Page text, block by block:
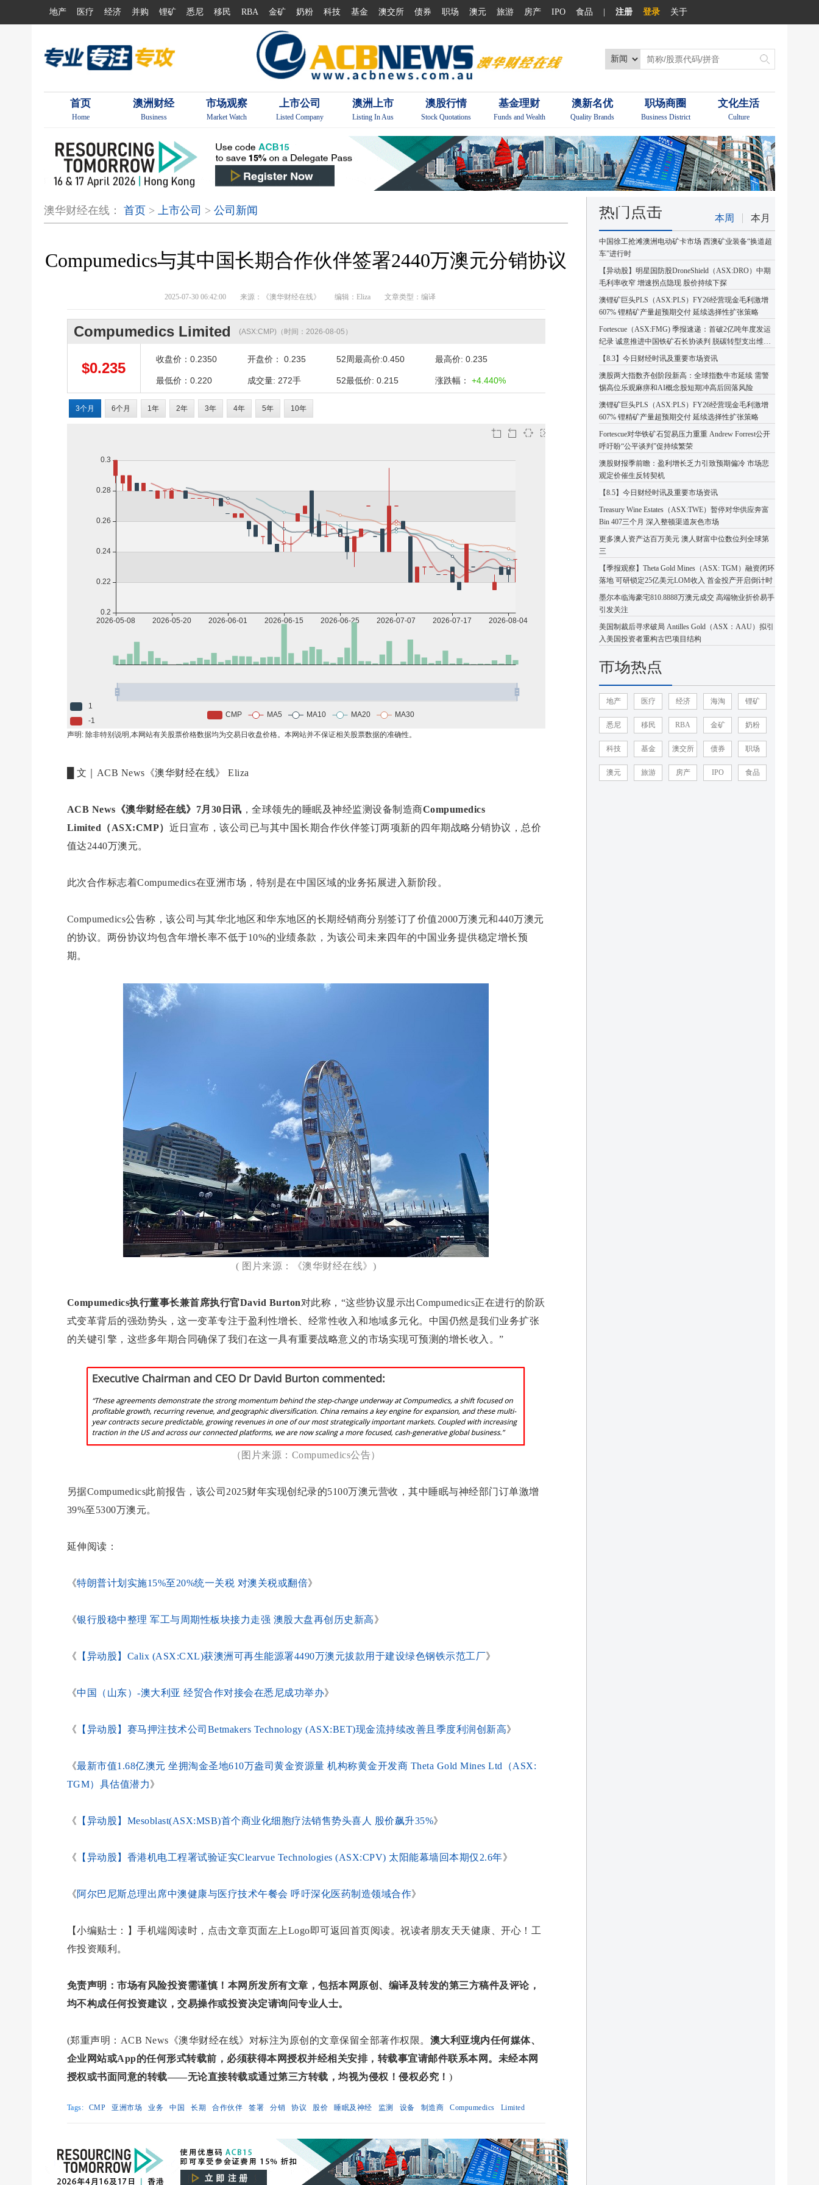
地产 医疗 经济 并购 锂矿 悉尼 移民 RBA 金矿 奶粉 科技 基金 澳交所 债券 职场 澳元 旅游 房产 IPO 食品 注册 登录 关于
首页
Home
澳洲财经
Business
市场观察
Market Watch
上市公司
Listed Company
澳洲上市
Listing In Aus
澳股行情
Stock Quotations
基金理财
Funds and Wealth
澳新名优
Quality Brands
职场商圈
Business District
文化生活
Culture
澳华财经在线： 首页 > 上市公司 > 公司新闻
Compumedics与其中国长期合作伙伴签署2440万澳元分销协议
2025-07-30 06:42:00 来源：《澳华财经在线》 编辑：Eliza 文章类型：编译
█ 文｜ACB News《澳华财经在线》 Eliza
ACB News《澳华财经在线》7月30日讯 ，全球领先的睡眠及神经监测设备制造商Compumedics
Limited（ASX:CMP） 近日宣布，该公司已与其中国长期合作伙伴签订两项新的四年期战略分销协议，总价
值达2440万澳元。
此次合作标志着Compumedics在亚洲市场，特别是在中国区域的业务拓展进入新阶段。
Compumedics公告称，该公司与其华北地区和华东地区的长期经销商分别签订了价值2000万澳元和440万澳元
的协议。两份协议均包含年增长率不低于10%的业绩条款，为该公司未来四年的中国业务提供稳定增长预
期。
( 图片来源：《澳华财经在线》)
Compumedics执行董事长兼首席执行官David Burton对此称，“这些协议显示出Compumedics正在进行的阶跃
式变革背后的强劲势头，这一变革专注于盈利性增长、经常性收入和地域多元化。中国仍然是我们业务扩张
的关键引擎，这些多年期合同确保了我们在这一具有重要战略意义的市场实现可预测的增长收入。”
（图片来源：Compumedics公告）
另据Compumedics此前报告，该公司2025财年实现创纪录的5100万澳元营收，其中睡眠与神经部门订单激增
39%至5300万澳元。
延伸阅读：
《特朗普计划实施15%至20%统一关税 对澳关税或翻倍》
《银行股稳中整理 军工与周期性板块接力走强 澳股大盘再创历史新高》
《 【异动股】Calix (ASX:CXL)获澳洲可再生能源署4490万澳元拔款用于建设绿色钢铁示范工厂》
《中国（山东）-澳大利亚 经贸合作对接会在悉尼成功举办》
《 【异动股】赛马押注技术公司Betmakers Technology (ASX:BET)现金流持续改善且季度利润创新高》
《最新市值1.68亿澳元 坐拥淘金圣地610万盎司黄金资源量 机构称黄金开发商 Theta Gold Mines Ltd（ASX:
TGM）具估值潜力》
《 【异动股】Mesoblast(ASX:MSB)首个商业化细胞疗法销售势头喜人 股价飙升35%》
《 【异动股】香港机电工程署试验证实Clearvue Technologies (ASX:CPV) 太阳能幕墙回本期仅2.6年》
《阿尔巴尼斯总理出席中澳健康与医疗技术午餐会 呼吁深化医药制造领域合作》
【小编贴士：】手机端阅读时，点击文章页面左上Logo即可返回首页阅读。祝读者朋友天天健康、开心！工
作投资顺利。
免责声明：市场有风险投资需谨慎！本网所发所有文章，包括本网原创、编译及转发的第三方稿件及评论，
均不构成任何投资建议，交易操作或投资决定请询问专业人士。
(郑重声明：ACB News《澳华财经在线》对标注为原创的文章保留全部著作权限。 澳大利亚境内任何媒体、
企业网站或App的任何形式转载前，必须获得本网授权并经相关安排，转载事宜请邮件联系本网。未经本网
授权或书面同意的转载——无论直接转载或通过第三方转载，均视为侵权！侵权必究！ )
Tags: CMP 亚洲市场 业务 中国 长期 合作伙伴 签署 分销 协议 股价 睡眠及神经 监测 设备 制造商 Compumedics Limited
热门点击 本周 本月
中国徐工抢滩澳洲电动矿卡市场 西澳矿业装备“换道超
车”进行时
【异动股】明星国防股DroneShield（ASX:DRO）中期
毛利率收窄 增速拐点隐现 股价持续下探
澳锂矿巨头PLS（ASX:PLS）FY26经营现金毛利激增
607% 锂精矿产量超预期交付 延续选择性扩张策略
Fortescue（ASX:FMG) 季报速递：首破2亿吨年度发运
纪录 诚意推进中国铁矿石长协谈判 脱碳转型支出维持
高位
【8.3】今日财经时讯及重要市场资讯
澳股两大指数齐创阶段新高：全球指数牛市延续 需警
惕高位乐观麻痹和AI概念股短期冲高后回落风险
澳锂矿巨头PLS（ASX:PLS）FY26经营现金毛利激增
607% 锂精矿产量超预期交付 延续选择性扩张策略
Fortescue对华铁矿石贸易压力重重 Andrew Forrest公开
呼吁盼“公平谈判”促持续繁荣
澳股财报季前瞻：盈利增长乏力引致预期偏冷 市场悲
观定价催生反转契机
【8.5】今日财经时讯及重要市场资讯
Treasury Wine Estates（ASX:TWE）暂停对华供应奔富
Bin 407三个月 深入整顿渠道灰色市场
更多澳人资产达百万美元 澳人财富中位数位列全球第
三
【季报观察】Theta Gold Mines（ASX: TGM）融资闭环
落地 可研锁定25亿美元LOM收入 首金投产开启倒计时
墨尔本临海豪宅810.8888万澳元成交 高端物业折价易手
引发关注
美国制裁后寻求破局 Antilles Gold（ASX：AAU）拟引
入美国投资者重构古巴项目结构
市场热点
地产 医疗 经济 海淘 锂矿
悉尼 移民 RBA 金矿 奶粉
科技 基金 澳交所 债券 职场
澳元 旅游 房产 IPO 食品